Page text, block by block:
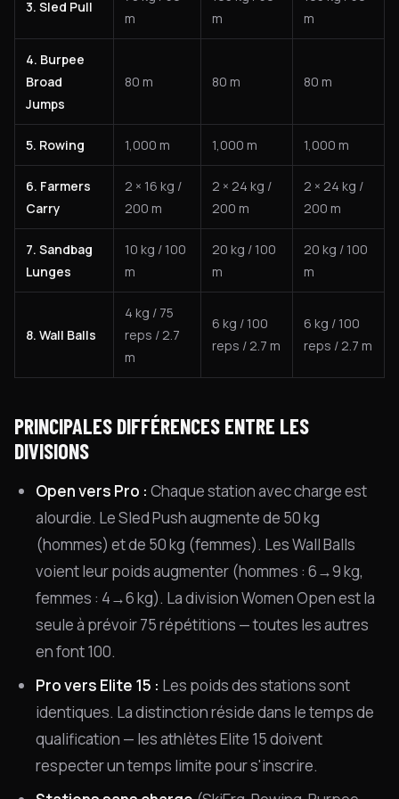
3. Sled Pull
m
m
m
4. Burpee
Broad
Jumps
80 m 80 m 80 m
5. Rowing 1,000 m 1,000 m 1,000 m
6. Farmers
Carry
2 × 16 kg /
200 m
2 × 24 kg /
200 m
2 × 24 kg /
200 m
7. Sandbag
Lunges
10 kg / 100
m
20 kg / 100
m
20 kg / 100
m
8. Wall Balls
4 kg / 75
reps / 2.7
m
6 kg / 100
reps / 2.7 m
6 kg / 100
reps / 2.7 m
PRINCIPALES DIFFÉRENCES ENTRE LES
DIVISIONS
Open vers Pro : Chaque station avec charge est
alourdie. Le Sled Push augmente de 50 kg
(hommes) et de 50 kg (femmes). Les Wall Balls
voient leur poids augmenter (hommes : 6→9 kg,
femmes : 4→6 kg). La division Women Open est la
seule à prévoir 75 répétitions — toutes les autres
en font 100.
Pro vers Elite 15 : Les poids des stations sont
identiques. La distinction réside dans le temps de
qualification — les athlètes Elite 15 doivent
respecter un temps limite pour s'inscrire.